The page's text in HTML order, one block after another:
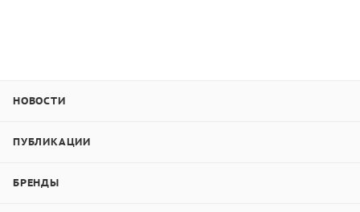
НОВОСТИ
ПУБЛИКАЦИИ
БРЕНДЫ